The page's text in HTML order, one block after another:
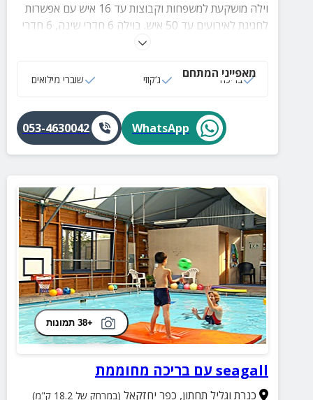
וילה מושקעת למשפחות וקבוצות עד 16 איש עם אפשרות
לחגיגת לאירועים עד 50 איש. בוילה 6 חדרי שינה, 6 חדרי
רחצה, מטבח גדול ומאובזר, סלון מרווח, חצר ענקית עם
BBQ מאובזרת, פינג פונג, טרמפולינה ושערי כדורגל ועוד.
מאפייני המתחם
בריכה ג‘קוזי שוברי מילואים
WhatsApp
053-4630042
+38 תמונות
seagall עם בריכה מחוממת
כנרת וגליל תחתון, כפר יחזקאל (במרחק של 18.2 ק"מ)